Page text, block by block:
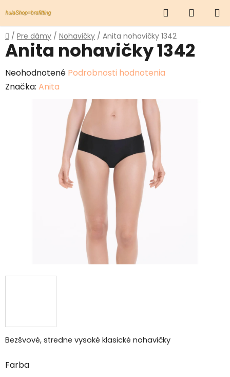
na
obsah
Hľadať
KOŠÍK
Domov
/ Pre dámy / Nohavičky / Anita nohavičky 1342
Bezšvové, stredne vysoké klasické nohavičky
Farba
Anita nohavičky 1342
Priemerné
hodnotenie
Neohodnotené Podrobnosti hodnotenia
Značka: Anita